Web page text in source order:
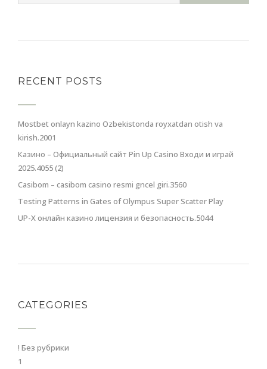
RECENT POSTS
Mostbet onlayn kazino Ozbekistonda royxatdan otish va
kirish.2001
Казино – Официальный сайт Pin Up Casino Входи и играй
2025.4055 (2)
Casibom – casibom casino resmi gncel giri.3560
Testing Patterns in Gates of Olympus Super Scatter Play
UP-X онлайн казино лицензия и безопасность.5044
CATEGORIES
! Без рубрики
1